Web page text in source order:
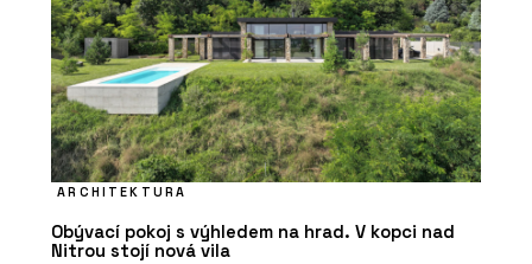
ARCHITEKTURA
Obývací pokoj s výhledem na hrad. V kopci nad
Nitrou stojí nová vila